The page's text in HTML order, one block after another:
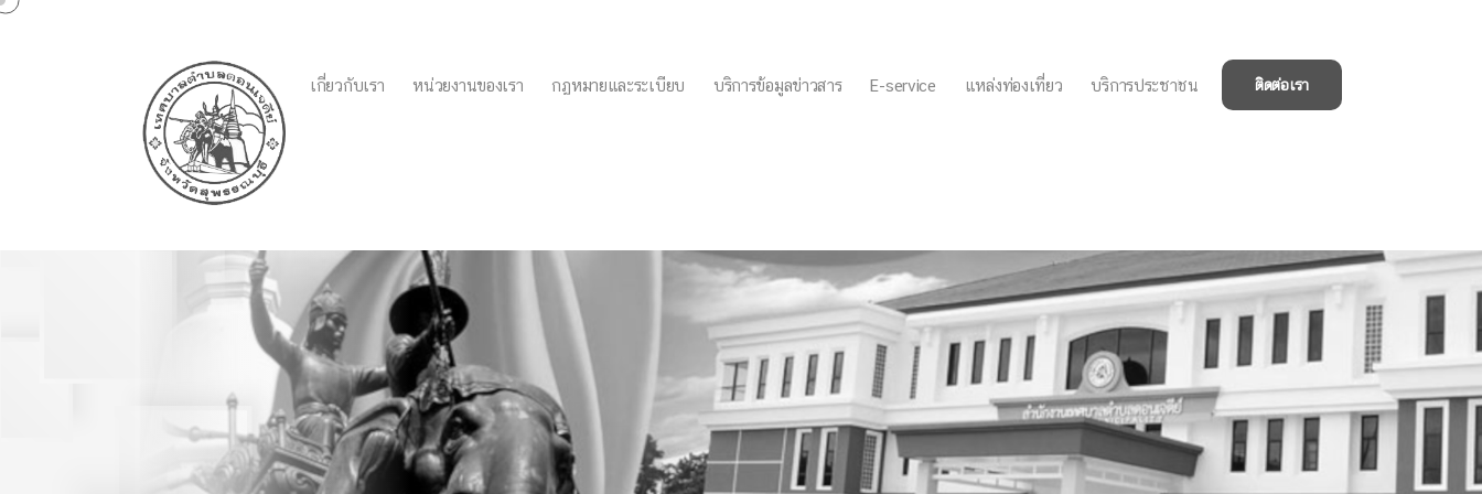
เกี่ยวกับเรา หน่วยงานของเรา กฏหมายและระเบียบ บริการข้อมูลข่าวสาร E-service แหล่งท่องเที่ยว บริการประชาชน ติดต่อเรา
ประจำปีงบประมาณ พ.ศ.2559